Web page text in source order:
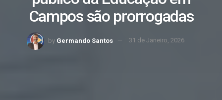
Campos são prorrogadas
by Germando Santos 31 de Janeiro, 2026